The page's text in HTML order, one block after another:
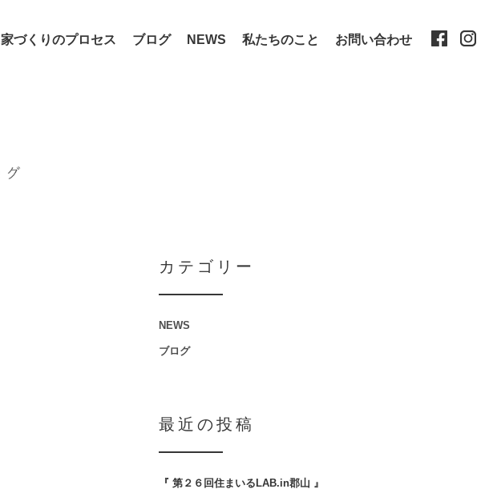
家づくりのプロセス ブログ NEWS 私たちのこと お問い合わせ
カテゴリー
NEWS
ブログ
最近の投稿
『 第２６回住まいるLAB.in郡山 』